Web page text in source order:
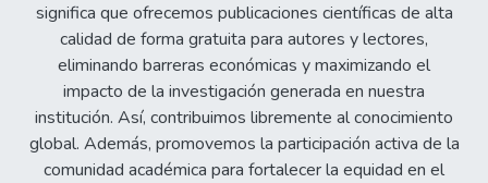
significa que ofrecemos publicaciones científicas de alta
calidad de forma gratuita para autores y lectores,
eliminando barreras económicas y maximizando el
impacto de la investigación generada en nuestra
institución. Así, contribuimos libremente al conocimiento
global. Además, promovemos la participación activa de la
comunidad académica para fortalecer la equidad en el